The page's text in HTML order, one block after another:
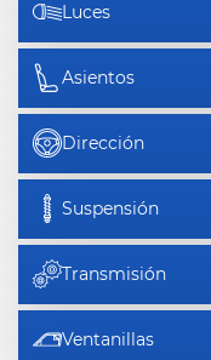
Luces
Asientos
Dirección
Suspensión
Transmisión
Ventanillas